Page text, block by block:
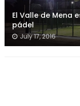
El Valle de Mena
pádel
July 17, 2016